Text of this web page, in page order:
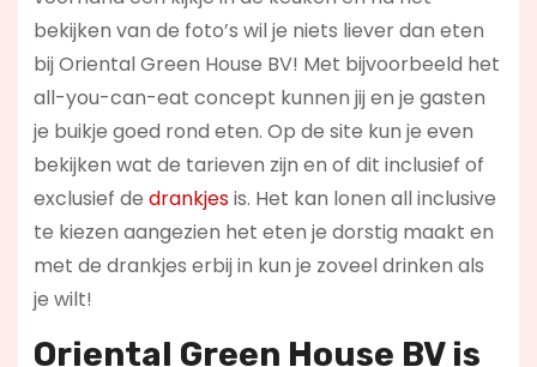
bekijken van de foto’s wil je niets liever dan eten
bij Oriental Green House BV! Met bijvoorbeeld het
all-you-can-eat concept kunnen jij en je gasten
je buikje goed rond eten. Op de site kun je even
bekijken wat de tarieven zijn en of dit inclusief of
exclusief de drankjesis. Het kan lonen all inclusive
te kiezen aangezien het eten je dorstig maakt en
met de drankjes erbij in kun je zoveel drinken als
je wilt!
Oriental Green House BV is